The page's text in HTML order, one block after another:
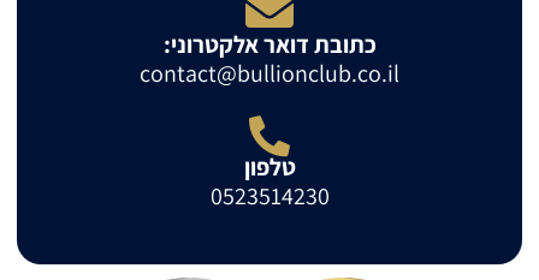
כתובת דואר אלקטרוני:
contact@bullionclub.co.il
טלפון
0523514230